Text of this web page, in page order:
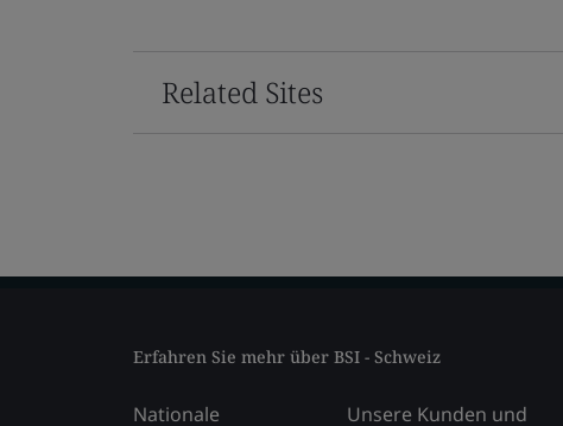
Related Sites
Erfahren Sie mehr über BSI - Schweiz
Nationale
Unsere Kunden und